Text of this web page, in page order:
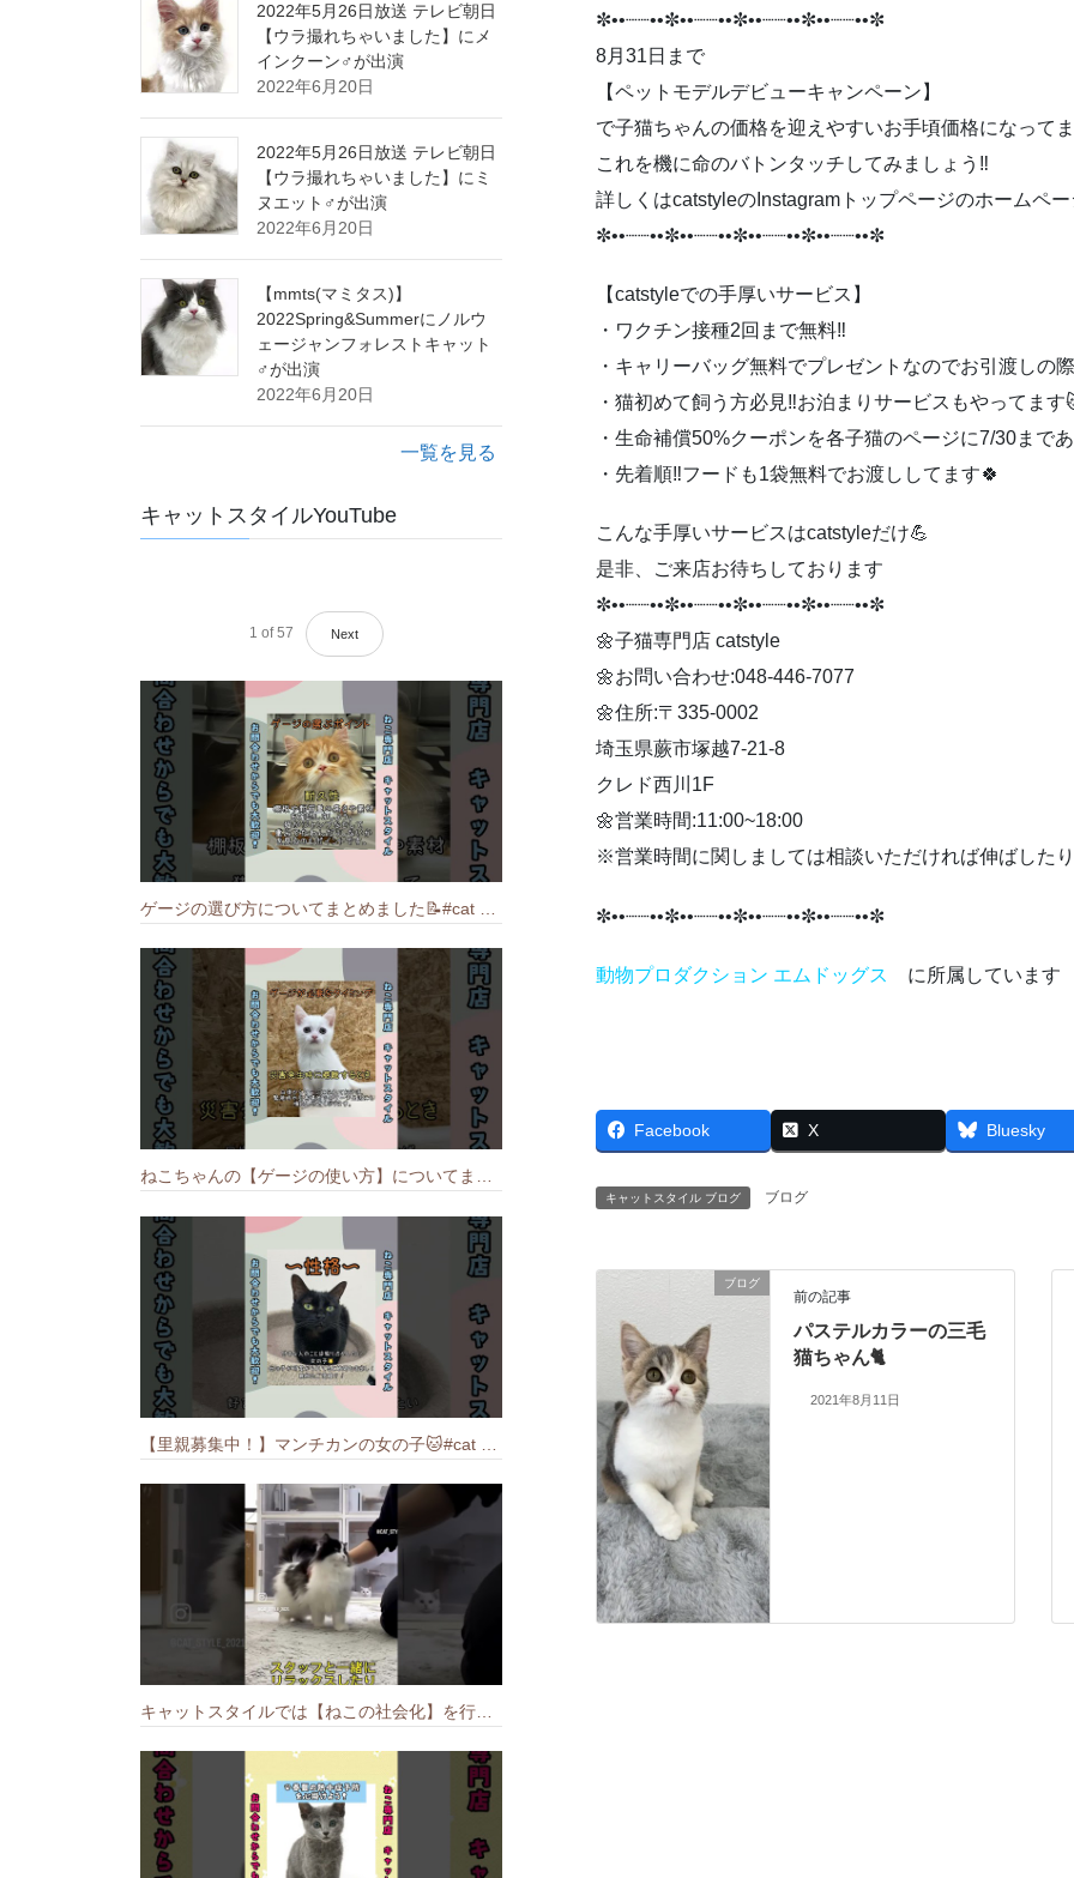
✼••┈┈••✼••┈┈••✼••┈┈••✼••┈┈••✼
8月31日まで
【ペットモデルデビューキャンペーン】
で子猫ちゃんの価格を迎えやすいお手頃価格になって
これを機に命のバトンタッチしてみましょう‼️
詳しくはcatstyleのInstagramトップページのホームペ
✼••┈┈••✼••┈┈••✼••┈┈••✼••┈┈••✼
【catstyleでの手厚いサービス】
・ワクチン接種2回まで無料‼️
・キャリーバッグ無料でプレゼントなのでお引渡しの
・猫初めて飼う方必見‼️お泊まりサービスもやってます
・生命補償50%クーポンを各子猫のページに7/30まで
・先着順‼️フードも1袋無料でお渡ししてます🍀
こんな手厚いサービスはcatstyleだけ💪
是非、ご来店お待ちしております
✼••┈┈••✼••┈┈••✼••┈┈••✼••┈┈••✼
🌼子猫専門店 catstyle
🌼お問い合わせ:048-446-7077
🌼住所:〒335-0002
埼玉県蕨市塚越7-21-8
クレド西川1F
🌼営業時間:11:00~18:00
※営業時間に関しましては相談いただければ伸ばした
✼••┈┈••✼••┈┈••✼••┈┈••✼••┈┈••✼
動物プロダクション エムドッグス に所属しています
Facebook X Bluesky
キャットスタイル ブログ ブログ
ブログ
前の記事
パステルカラーの三毛
猫ちゃん🐈
2021年8月11日
2022年5月26日放送 テレビ朝日
【ウラ撮れちゃいました】にメ
インクーン♂が出演
2022年6月20日
2022年5月26日放送 テレビ朝日
【ウラ撮れちゃいました】にミ
ヌエット♂が出演
2022年6月20日
【mmts(マミタス)】
2022Spring&Summerにノルウ
ェージャンフォレストキャット
♂が出演
2022年6月20日
一覧を見る
キャットスタイルYouTube
1 of 57 Next
ゲージの選び方についてまとめました️📝#cat #猫のいる暮らし #ねこ #キャット #munchkin
ねこちゃんの【ゲージの使い方】についてまとめました️🐱📝